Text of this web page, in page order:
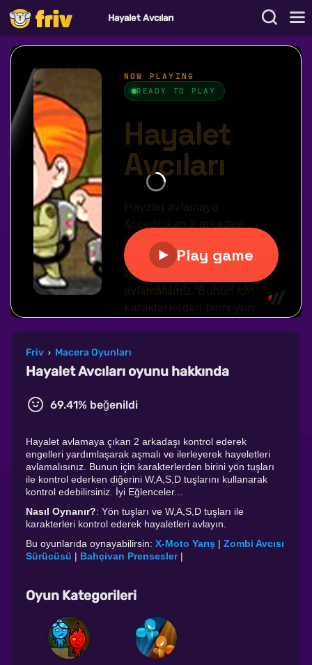
Hayalet Avcıları
Friv › Macera Oyunları
Hayalet Avcıları oyunu hakkında
69.41% beğenildi
Hayalet avlamaya çıkan 2 arkadaşı kontrol ederek
engelleri yardımlaşarak aşmalı ve ilerleyerek hayeletleri
avlamalısınız. Bunun için karakterlerden birini yön tuşları
ile kontrol ederken diğerini W,A,S,D tuşlarını kullanarak
kontrol edebilirsiniz. İyi Eğlenceler...
Nasıl Oynanır?: Yön tuşları ve W,A,S,D tuşları ile
karakterleri kontrol ederek hayaletleri avlayın.
Bu oyunlarıda oynayabilirsin: X-Moto Yarış | Zombi Avcısı
Sürücüsü | Bahçivan Prensesler|
Oyun Kategorileri